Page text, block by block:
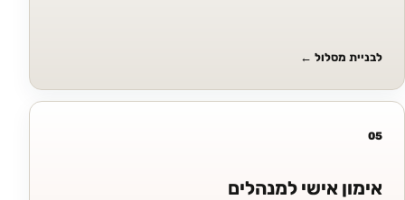
לבניית מסלול ←
05
אימון אישי למנהלים